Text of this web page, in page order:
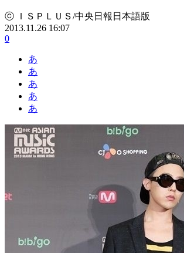
ⓒ ＩＳＰＬＵＳ/中央日報日本語版
2013.11.26 16:07
0
あ
あ
あ
あ
あ